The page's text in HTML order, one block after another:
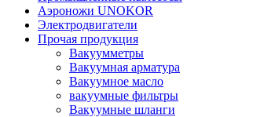
Аэроножи UNOKOR
Электродвигатели
Прочая продукция
Вакуумметры
Вакуумная арматура
Вакуумное масло
вакуумные фильтры
Вакуумные шланги